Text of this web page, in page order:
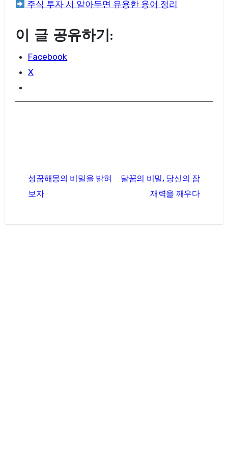
주식 투자 시 알아두면 유용한 용어 정리
이 글 공유하기:
Facebook
X
탐
성꿈해몽의 비밀을 밝혀
보자
달꿈의 비밀, 당신의 잠
재력을 깨우다